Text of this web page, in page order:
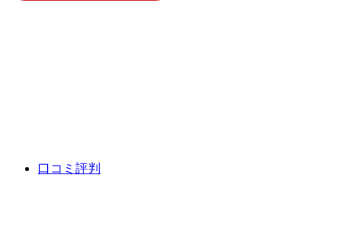
口コミ評判